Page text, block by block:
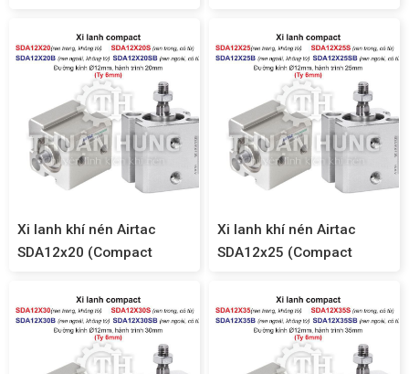
Xi lanh khí nén Airtac
SDA12x20 (Compact
Xi lanh khí nén Airtac
SDA12x25 (Compact